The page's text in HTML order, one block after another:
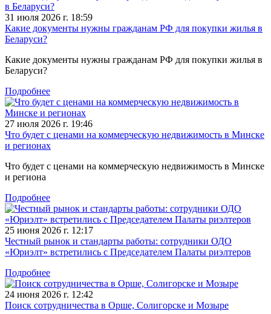
31 июля 2026 г. 18:59
Какие документы нужны гражданам РФ для покупки жилья в
Беларуси?
Какие документы нужны гражданам РФ для покупки жилья в
Беларуси?
Подробнее
27 июля 2026 г. 19:46
Что будет с ценами на коммерческую недвижимость в Минске
и регионах
Что будет с ценами на коммерческую недвижимость в Минске
и региона
Подробнее
25 июня 2026 г. 12:17
Честный рынок и стандарты работы: сотрудники ОДО
«Юриэлт» встретились с Председателем Палаты риэлтеров
Подробнее
24 июня 2026 г. 12:42
Поиск сотрудничества в Орше, Солигорске и Мозыре